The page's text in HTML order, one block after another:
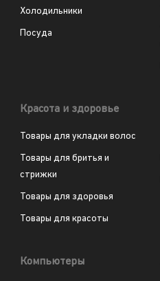
Холодильники
Посуда
Красота и здоровье
Товары для укладки волос
Товары для бритья и
стрижки
Товары для здоровья
Товары для красоты
Компьютеры